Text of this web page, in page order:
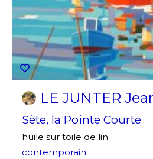
LE JUNTER
Sète, la Pointe Courte
huile sur toile de lin
contemporain